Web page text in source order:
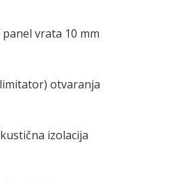
vrata 10 mm
otvaranja
izolacija